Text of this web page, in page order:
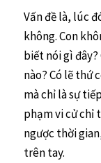
Vấn đề là, lúc
không. Con
biết nói gì
nào? Có lẽ thứ
mà chỉ là sự
phạm vi cử chỉ
ngược thời
trên tay.